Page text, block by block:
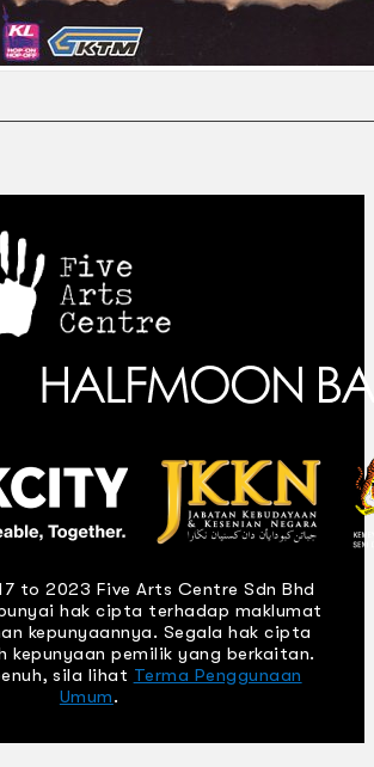
to 2023 Five Arts Centre Sdn Bhd
hak cipta terhadap maklumat
kepunyaannya. Segala hak cipta
kepunyaan pemilik yang berkaitan.
sila lihat Terma Penggunaan
Umum.